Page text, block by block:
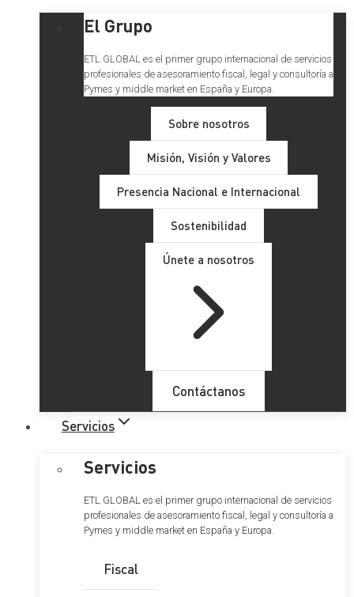
El Grupo
ETL GLOBAL es el primer grupo internacional de servicios
profesionales de asesoramiento fiscal, legal y consultoría a
Pymes y middle market en España y Europa.
Sobre nosotros
Misión, Visión y Valores
Presencia Nacional e Internacional
Sostenibilidad
Únete a nosotros
Contáctanos
Servicios
Servicios
ETL GLOBAL es el primer grupo internacional de servicios
profesionales de asesoramiento fiscal, legal y consultoría a
Pymes y middle market en España y Europa.
Fiscal